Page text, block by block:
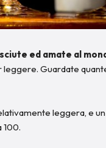
ed amate al
Guardate
leggera, e
100.